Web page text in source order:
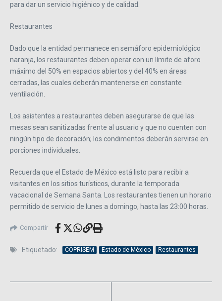
para dar un servicio higiénico y de calidad.
Restaurantes
Dado que la entidad permanece en semáforo epidemiológico
naranja, los restaurantes deben operar con un límite de aforo
máximo del 50% en espacios abiertos y del 40% en áreas
cerradas, las cuales deberán mantenerse en constante
ventilación.
Los asistentes a restaurantes deben asegurarse de que las
mesas sean sanitizadas frente al usuario y que no cuenten con
ningún tipo de decoración; los condimentos deberán servirse en
porciones individuales.
Recuerda que el Estado de México está listo para recibir a
visitantes en los sitios turísticos, durante la temporada
vacacional de Semana Santa. Los restaurantes tienen un horario
permitido de servicio de lunes a domingo, hasta las 23:00 horas.
Compartir
Etiquetado: COPRISEM Estado de México Restaurantes